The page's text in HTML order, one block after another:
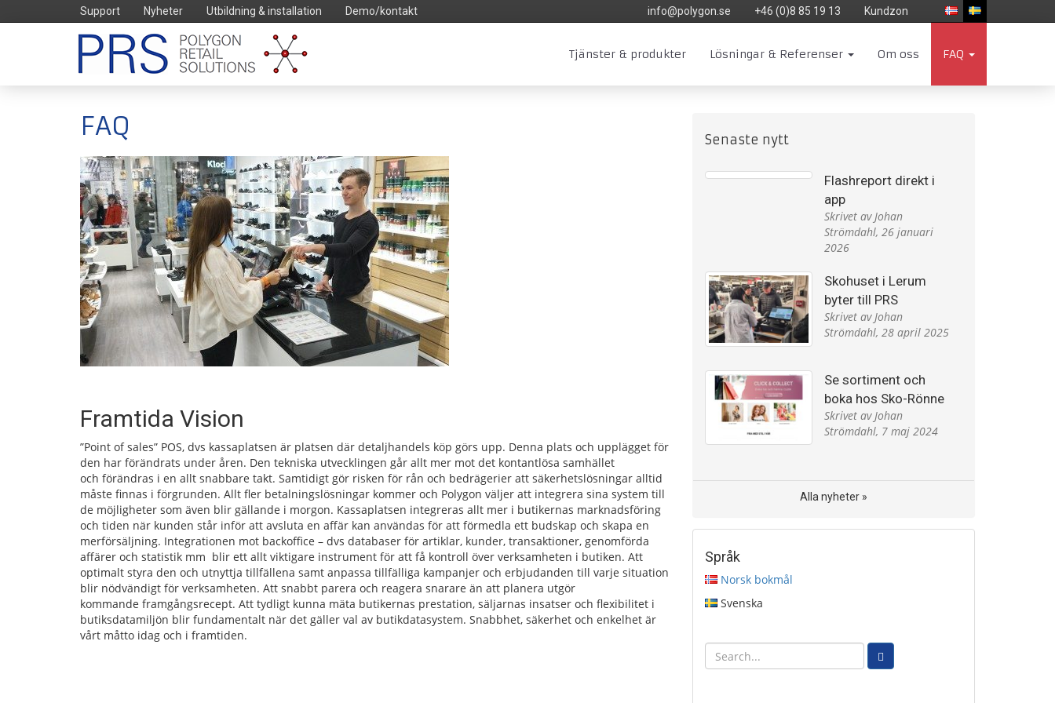
Support Nyheter Utbildning & installation Demo/kontakt info@polygon.se +46 (0)8 85 19 13 Kundzon
Tjänster & produkter Lösningar & Referenser Om oss FAQ
FAQ
Framtida Vision
”Point of sales” POS, dvs kassaplatsen är platsen där detaljhandels köp görs upp. Denna plats och upplägget för
den har förändrats under åren. Den tekniska utvecklingen går allt mer mot det kontantlösa samhället
och förändras i en allt snabbare takt. Samtidigt gör risken för rån och bedrägerier att säkerhetslösningar alltid
måste finnas i förgrunden. Allt fler betalningslösningar kommer och Polygon väljer att integrera sina system till
de möjligheter som även blir gällande i morgon. Kassaplatsen integreras allt mer i butikernas marknadsföring
och tiden när kunden står inför att avsluta en affär kan användas för att förmedla ett budskap och skapa en
merförsäljning. Integrationen mot backoffice – dvs databaser för artiklar, kunder, transaktioner, genomförda
affärer och statistik mm blir ett allt viktigare instrument för att få kontroll över verksamheten i butiken. Att
optimalt styra den och utnyttja tillfällena samt anpassa tillfälliga kampanjer och erbjudanden till varje situation
blir nödvändigt för verksamheten. Att snabbt parera och reagera snarare än att planera utgör
kommande framgångsrecept. Att tydligt kunna mäta butikernas prestation, säljarnas insatser och flexibilitet i
butiksdatamiljön blir fundamentalt när det gäller val av butikdatasystem. Snabbhet, säkerhet och enkelhet är
vårt måtto idag och i framtiden.
Senaste nytt
Flashreport direkt i
app
Skrivet av Johan
Strömdahl, 26 januari
2026
Skohuset i Lerum
byter till PRS
Skrivet av Johan
Strömdahl, 28 april 2025
Se sortiment och
boka hos Sko-Rönne
Skrivet av Johan
Strömdahl, 7 maj 2024
Alla nyheter »
Språk
Norsk bokmål
Svenska